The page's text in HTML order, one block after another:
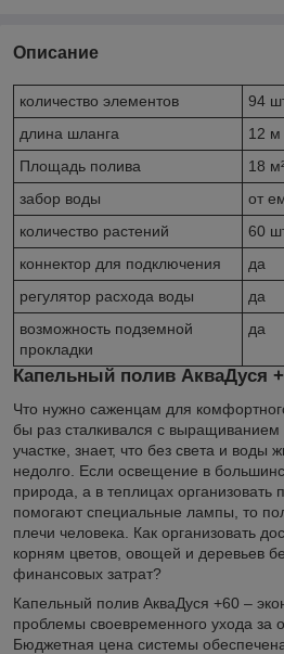
Описание
количество элементов
94
длина шланга
12 м
Площадь полива
18
забор воды
от
количество растений
60
коннектор для подключения
да
регулятор расхода воды
да
возможность подземной
прокладки
да
Капельный полив АкваДуся
Что нужно саженцам для
бы раз сталкивался с выращиванием
участке, знает, что без света и воды
недолго. Если освещение в
природа, а в теплицах организовать
помогают специальные лампы, то
плечи человека. Как организовать
корням цветов, овощей и деревьев
финансовых затрат?
Капельный полив АкваДуся +60 –
проблемы своевременного ухода за
Бюджетная цена системы